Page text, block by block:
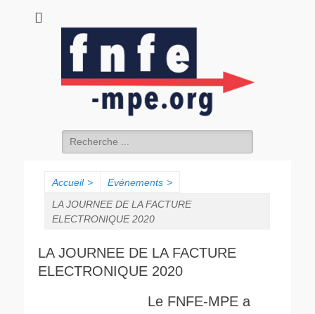
fnfe-mpe.org
Rechercher :
Accueil > Evénements >
LA JOURNEE DE LA FACTURE
ELECTRONIQUE 2020
LA JOURNEE DE LA FACTURE
ELECTRONIQUE 2020
Le FNFE-MPE a